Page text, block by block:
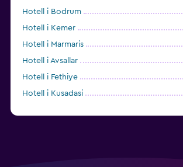
Hotell i Bodrum
Hotell i Kemer
Hotell i Marmaris
Hotell i Avsallar
Hotell i Fethiye
Hotell i Kusadasi